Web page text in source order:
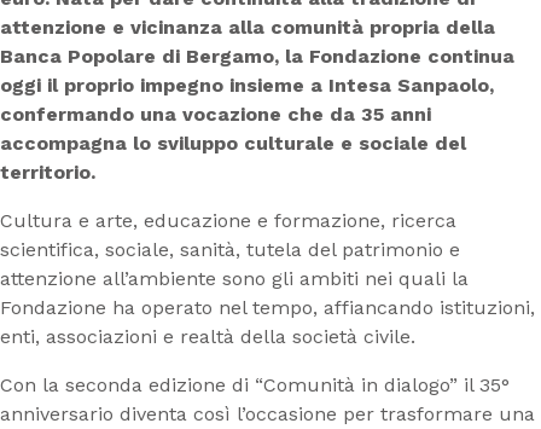
attenzione e vicinanza alla comunità propria della
Banca Popolare di Bergamo, la Fondazione continua
oggi il proprio impegno insieme a Intesa Sanpaolo,
confermando una vocazione che da 35 anni
accompagna lo sviluppo culturale e sociale del
territorio.
Cultura e arte, educazione e formazione, ricerca
scientifica, sociale, sanità, tutela del patrimonio e
attenzione all’ambiente sono gli ambiti nei quali la
Fondazione ha operato nel tempo, affiancando istituzioni,
enti, associazioni e realtà della società civile.
Con la seconda edizione di “Comunità in dialogo” il 35°
anniversario diventa così l’occasione per trasformare una